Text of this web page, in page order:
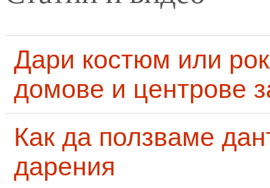
Дари костюм или
домове и центрове
Как да ползваме
дарения